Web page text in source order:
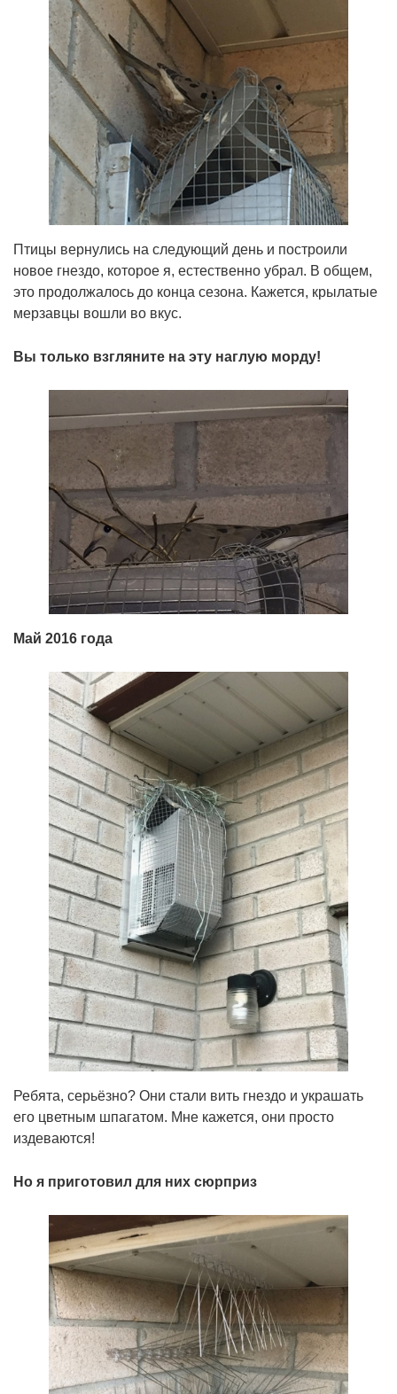
Птицы вернулись на следующий день и построили
новое гнездо, которое я, естественно убрал. В общем,
это продолжалось до конца сезона. Кажется, крылатые
мерзавцы вошли во вкус.
Вы только взгляните на эту наглую морду!
Май 2016 года
Ребята, серьёзно? Они стали вить гнездо и украшать
его цветным шпагатом. Мне кажется, они просто
издеваются!
Но я приготовил для них сюрприз